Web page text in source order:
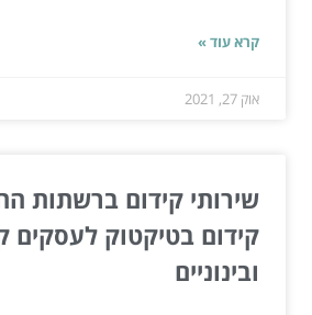
קרא עוד »
אוק 27, 2021
שירותי קידום ברשתות
קידום בטיקטוק לעסקים
ובינוניים